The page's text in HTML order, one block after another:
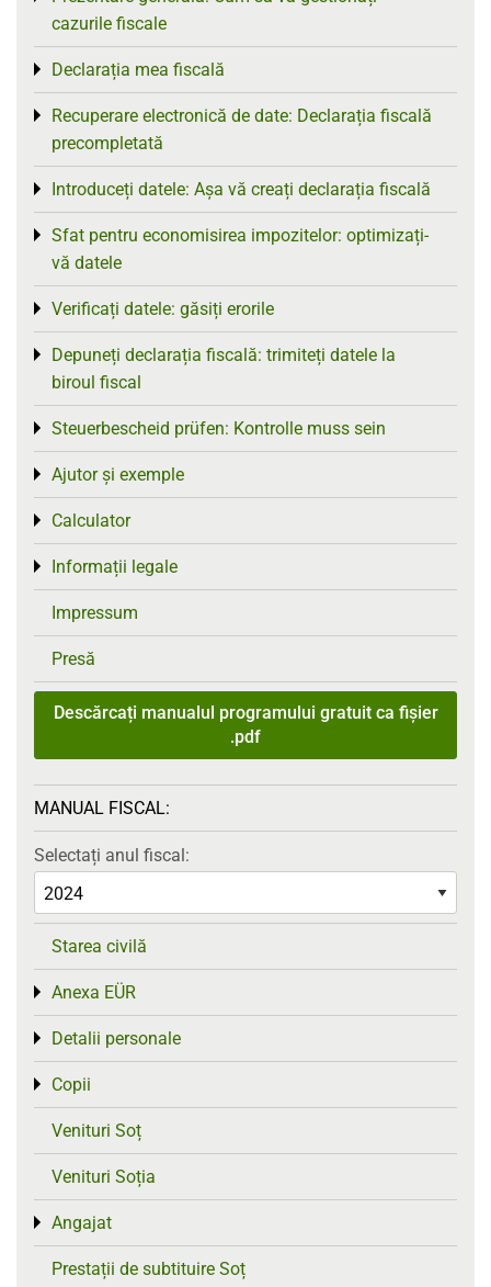
cazurile fiscale
Declarația mea fiscală
Toggle menu
Recuperare electronică de date: Declarația fiscală
precompletată
Toggle menu
Introduceți datele: Așa vă creați declarația fiscală
Toggle menu
Sfat pentru economisirea impozitelor: optimizați-
vă datele
Toggle menu
Verificați datele: găsiți erorile
Toggle menu
Depuneți declarația fiscală: trimiteți datele la
biroul fiscal
Toggle menu
Steuerbescheid prüfen: Kontrolle muss sein
Toggle menu
Ajutor și exemple
Toggle menu
Calculator
Toggle menu
Informații legale
Toggle menu
Impressum
Presă
Descărcați manualul programului gratuit ca fișier
.pdf
MANUAL FISCAL:
Selectați anul fiscal:
Starea civilă
Anexa EÜR
Toggle menu
Detalii personale
Toggle menu
Copii
Toggle menu
Venituri Soț
Venituri Soția
Angajat
Toggle menu
Prestații de subtituire Soț